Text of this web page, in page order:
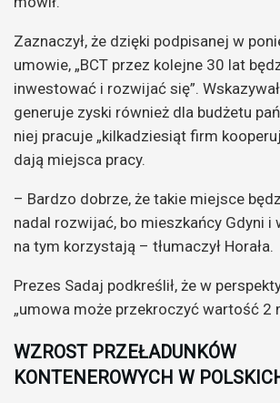
Zaznaczył, że dzięki podpisanej w
umowie, „BCT przez kolejne 30 lat
inwestować i rozwijać się”.
generuje zyski również dla budżetu
niej pracuje „kilkadziesiąt firm
dają miejsca pracy.
– Bardzo dobrze, że takie miejsce
nadal rozwijać, bo mieszkańcy Gdyni i
na tym korzystają – tłumaczył Horała.
Prezes Sadaj podkreślił, że w
„umowa może przekroczyć wartość 2
WZROST PRZEŁADUNKÓW
KONTENEROWYCH W